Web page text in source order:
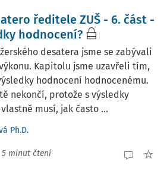
ředitele ZUŠ - 6. část -
hodnocení?
desatera jsme se zabývali
Kapitolu jsme uzavřeli tím,
hodnocení hodnocenému.
nekončí, protože s výsledky
musí, jak často ...
Ph.D.
5 minut čtení